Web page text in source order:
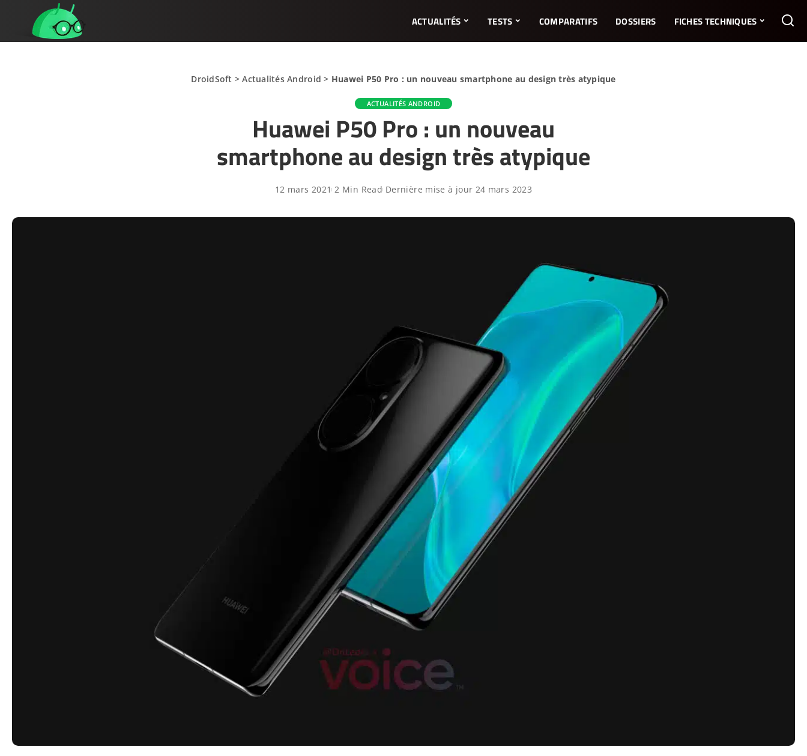
ACTUALITÉS TESTS COMPARATIFS DOSSIERS FICHES TECHNIQUES
DroidSoft >Actualités Android > Huawei P50 Pro : un nouveau smartphone au design très atypique
ACTUALITÉS ANDROID
Huawei P50 Pro : un nouveau
smartphone au design très atypique
12 mars 2021 2 Min Read Dernière mise à jour 24 mars 2023